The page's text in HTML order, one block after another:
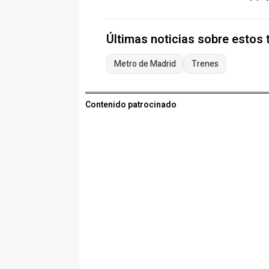
Últimas noticias sobre estos
Metro de Madrid Trenes
Contenido patrocinado